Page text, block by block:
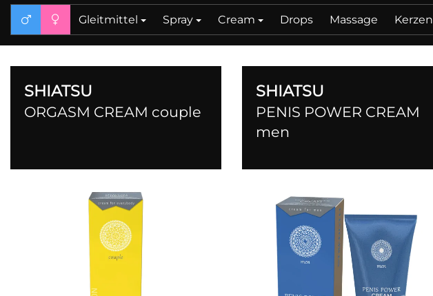
Gleitmittel Spray Cream Drops Massage Kerzen
SHIATSU
ORGASM CREAM couple
SHIATSU
PENIS POWER CREAM
men